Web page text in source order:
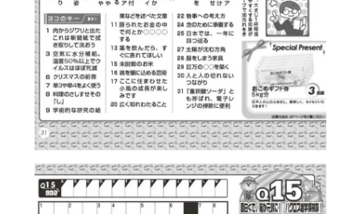
にも対応いたします。
沖縄県はご利用いただけません。
■ゆうメール
送料無料でお届けいたします。
土日祝の配送はなく、お届けまでお時間をい
ただく場合がございます。
状況により、1週間ほどかかる場合もございま
す。
代金引換をご利用の場合は、別途手数料600
円を頂戴いたします。
定期購読の途中解約や支払完了後のご返金は